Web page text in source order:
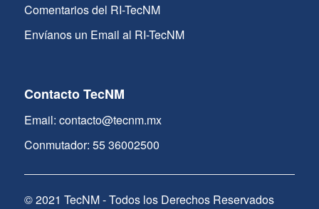
Comentarios del RI-TecNM
Envíanos un Email al RI-TecNM
Contacto TecNM
Email: contacto@tecnm.mx
Conmutador: 55 36002500
© 2021 TecNM - Todos los Derechos Reservados